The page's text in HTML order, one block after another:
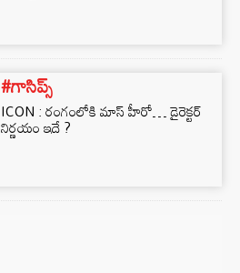
#గాసిప్స్
ICON : రంగంలోకి మాస్ హీరో… డైరెక్టర్
నిర్ణయం ఇదే ?